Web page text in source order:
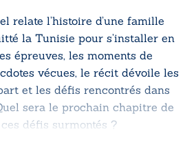
relate l’histoire d’une famille
la Tunisie pour s’installer en
épreuves, les moments de
vécues, le récit dévoile les
et les défis rencontrés dans
sera le prochain chapitre de
défis surmontés ?